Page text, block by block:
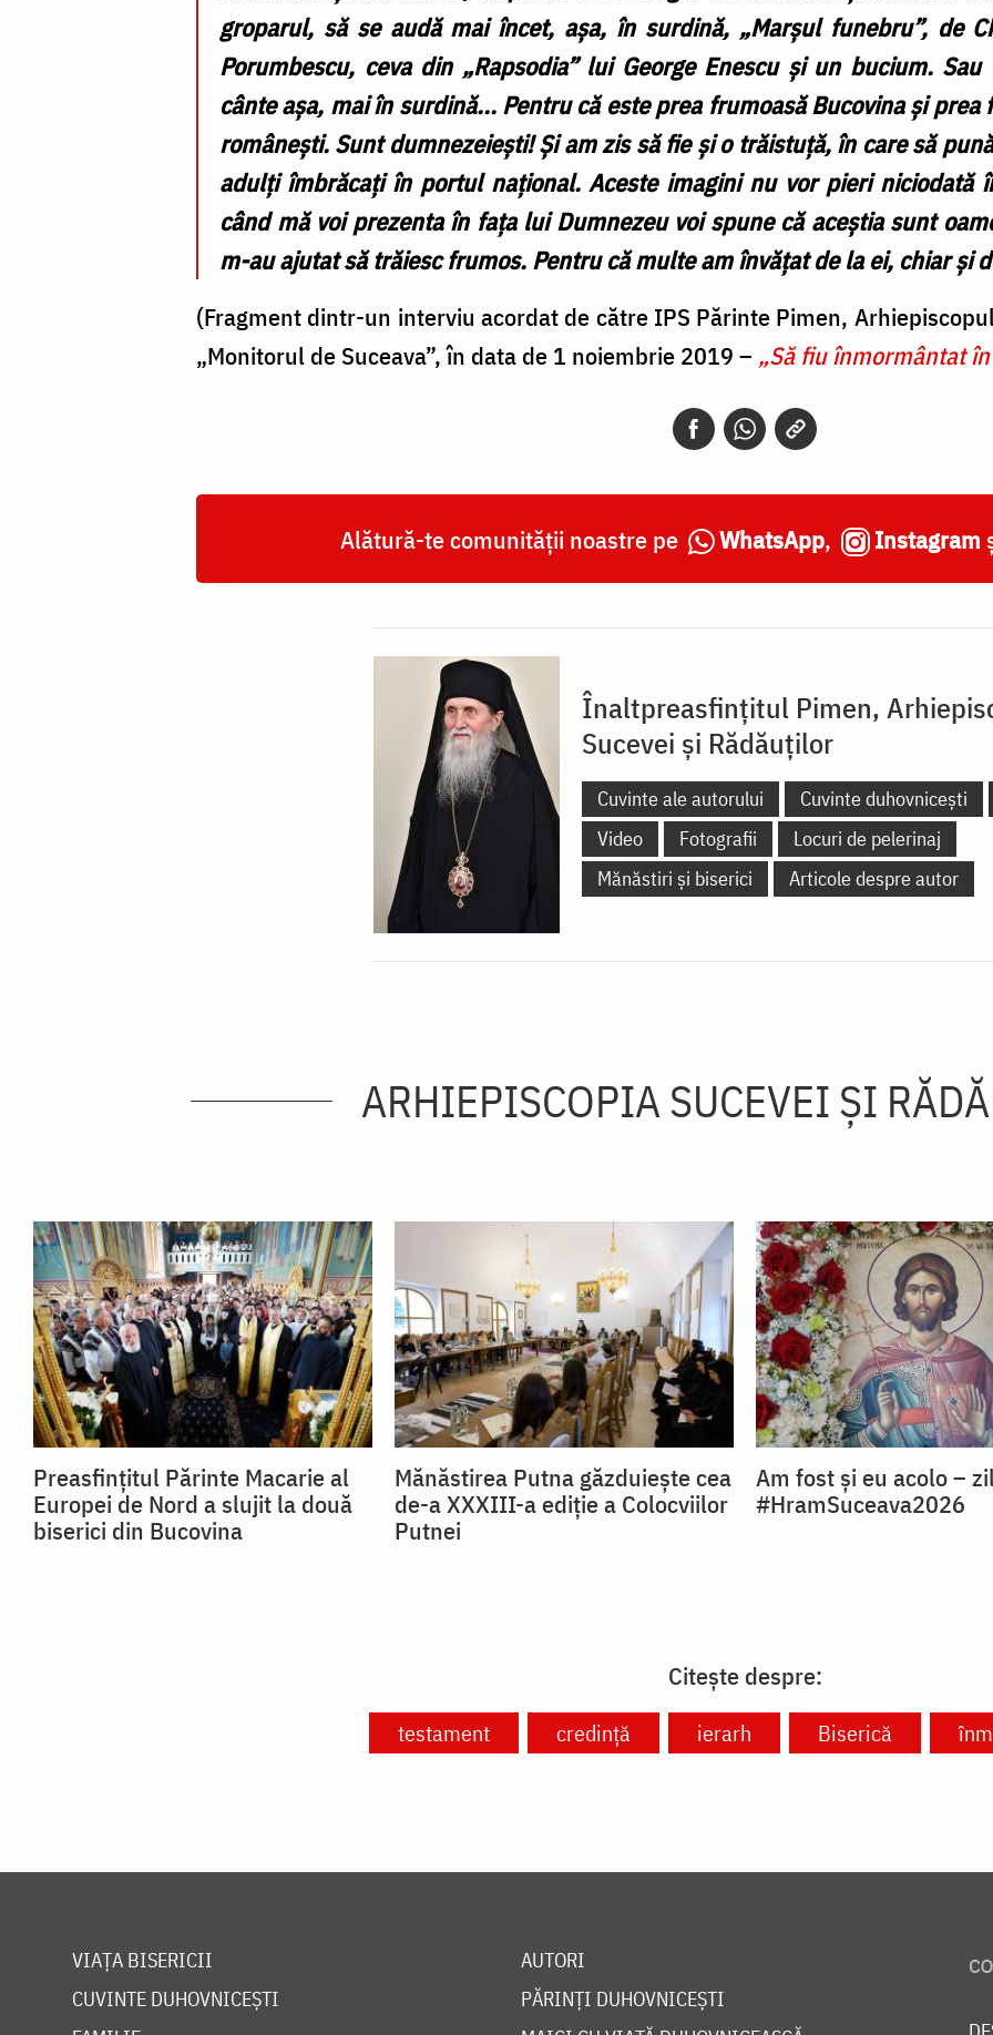
groparul, să se audă mai încet, așa, în surdină, „Marșul funebru”, de
Porumbescu, ceva din „Rapsodia” lui George Enescu și un bucium.
cânte așa, mai în surdină... Pentru că este prea frumoasă Bucovina și
românești. Sunt dumnezeiești! Și am zis să fie și o trăistuță, în care să
adulți îmbrăcați în portul național. Aceste imagini nu vor pieri niciodată
când mă voi prezenta în fața lui Dumnezeu voi spune că aceștia sunt
m-au ajutat să trăiesc frumos. Pentru că multe am învățat de la ei, chiar și
(Fragment dintr-un interviu acordat de către IPS Părinte Pimen,
„Monitorul de Suceava”, în data de 1 noiembrie 2019 – „Să fiu înmormântat
Alătură-te comunității noastre pe WhatsApp, Instagram
Înaltpreasfințitul Pimen,
Sucevei și Rădăuților
Cuvinte ale autorului Cuvinte duhovnicești
Video
Fotografii
Locuri de pelerinaj
Mănăstiri și biserici
Articole despre autor
ARHIEPISCOPIA SUCEVEI ŞI
Preasfințitul Părinte Macarie al
Europei de Nord a slujit la două
biserici din Bucovina
Mănăstirea Putna găzduiește cea
de-a XXXIII-a ediție a Colocviilor
Putnei
Am fost și eu acolo –
#HramSuceava2026
Citește despre:
testament credință ierarh Biserică
VIAȚA BISERICII
CUVINTE DUHOVNICEȘTI
AUTORI
PĂRINȚI DUHOVNICEȘTI